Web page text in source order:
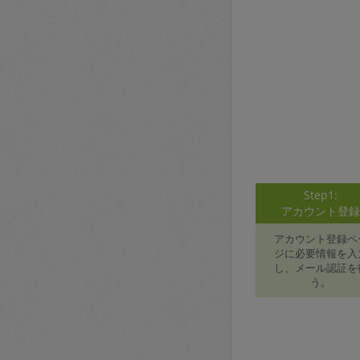
Step1:
アカウント登録
アカウント登録ペ
ジに必要情報を
し、メール認証
う。